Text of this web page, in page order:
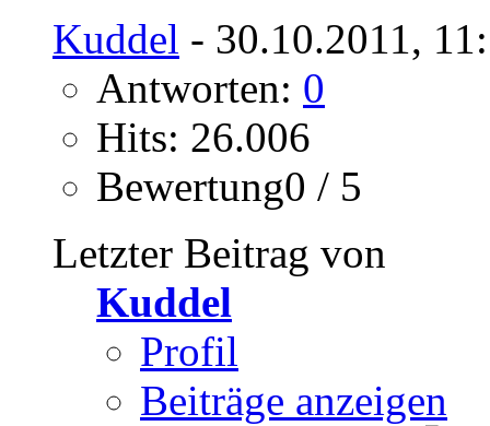
Kuddel - 30.10.2011,
Antworten: 0
Hits: 26.006
Bewertung0 / 5
Letzter Beitrag von
Kuddel
Profil
Beiträge anzeigen